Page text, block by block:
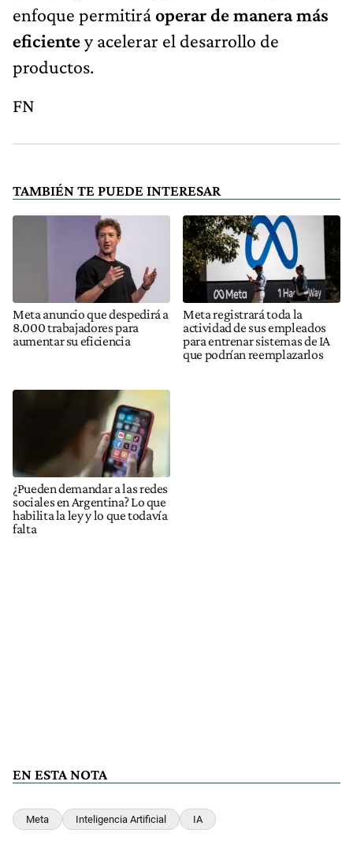
enfoque permitiráoperar de manera más
eficientey acelerar el desarrollo de
productos.
FN
TAMBIÉN TE PUEDE INTERESAR
Meta anuncio que despedirá a
8.000 trabajadores para
aumentar su eficiencia
Meta registrará toda la
actividad de sus empleados
para entrenar sistemas de IA
que podrían reemplazarlos
¿Pueden demandar a las redes
sociales en Argentina? Lo que
habilita la ley y lo que todavía
falta
EN ESTA NOTA
Meta Inteligencia Artificial IA